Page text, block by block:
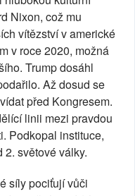
Nixon, což mu
vítězství v americké
v roce 2020, možná
Trump dosáhl
Až dosud se
před Kongresem.
linii mezi pravdou
Podkopal instituce,
světové války.
síly pociťují vůči